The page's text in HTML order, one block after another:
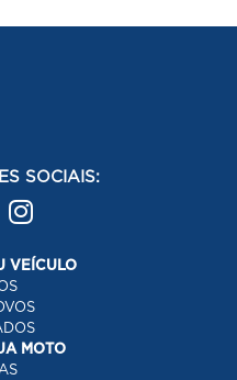
SOCIAIS:
VEÍCULO
MOTO